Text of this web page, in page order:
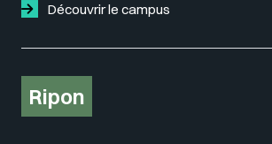
Découvrir le campus
Ripon